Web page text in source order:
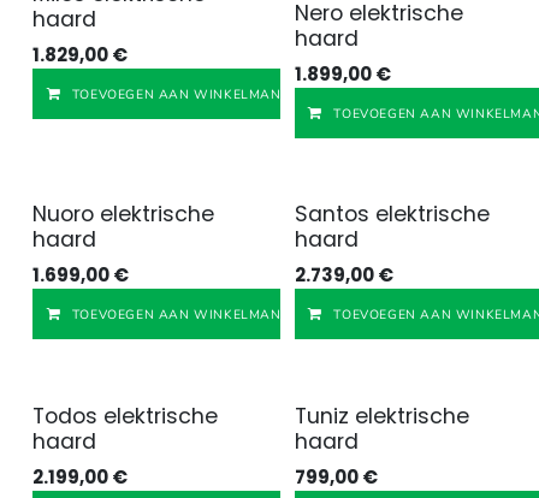
haard
1.829,00€
TOEVOEGEN AAN WINKELMANDJE Toevoegen aan
Nero elektrische
haard
1.899,00€
TOEVOEGEN AAN
Nuoro elektrische
haard
1.699,00€
TOEVOEGEN AAN WINKELMANDJE Toevoegen
Santos elektrische
haard
2.739,00€
TOEVOEGEN AAN
Todos elektrische
haard
2.199,00€
Tuniz elektrische
haard
799,00€